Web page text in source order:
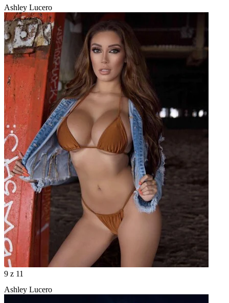
Ashley Lucero
9 z 11
Ashley Lucero